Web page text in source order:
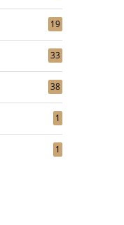
19
33
38
1
1